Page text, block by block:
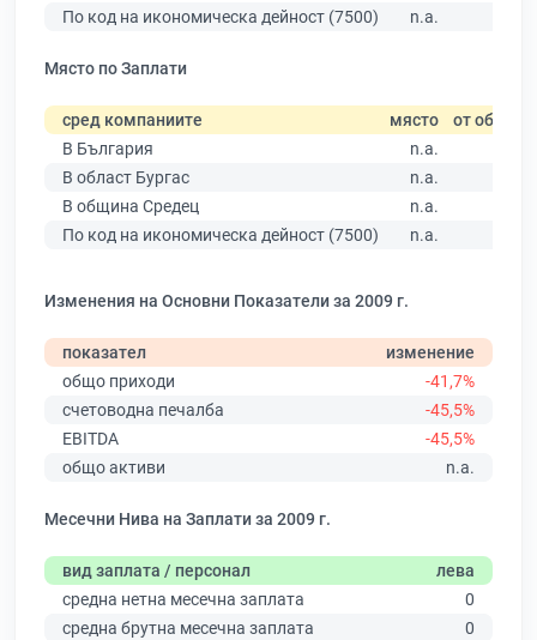
По код на икономическа дейност (7500)
n.a.
Място по Заплати
сред компаниите място от общо
В България
n.a.
В област Бургас
n.a.
В община Средец
n.a.
По код на икономическа дейност (7500)
n.a.
Изменения на Основни Показатели за 2009 г.
показател
изменение
общо приходи
-41,7%
счетоводна печалба
-45,5%
EBITDA
-45,5%
общо активи
n.a.
Месечни Нива на Заплати за 2009 г.
вид заплата / персонал
лева
средна нетна месечна заплата
0
средна брутна месечна заплата
0